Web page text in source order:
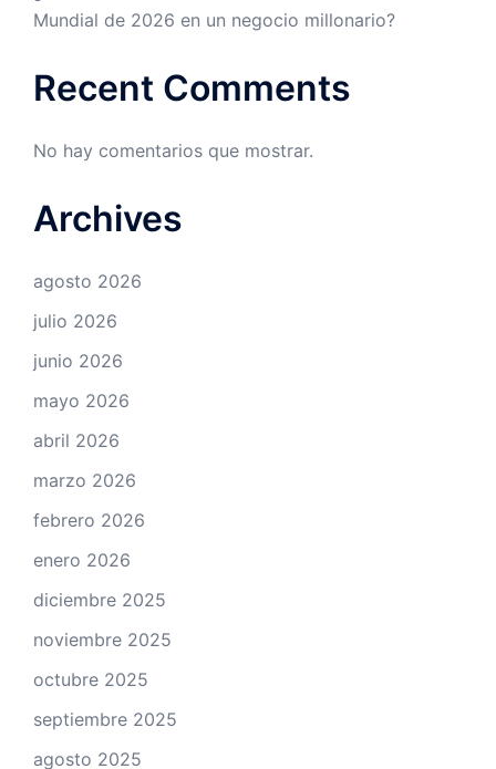
Mundial de 2026 en un negocio millonario?
Recent Comments
No hay comentarios que mostrar.
Archives
agosto 2026
julio 2026
junio 2026
mayo 2026
abril 2026
marzo 2026
febrero 2026
enero 2026
diciembre 2025
noviembre 2025
octubre 2025
septiembre 2025
agosto 2025